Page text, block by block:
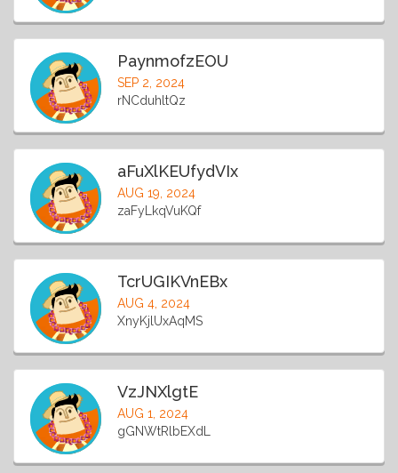
PaynmofzEOU
SEP 2, 2024
rNCduhltQz
aFuXlKEUfydVIx
AUG 19, 2024
zaFyLkqVuKQf
TcrUGIKVnEBx
AUG 4, 2024
XnyKjlUxAqMS
VzJNXlgtE
AUG 1, 2024
gGNWtRlbEXdL